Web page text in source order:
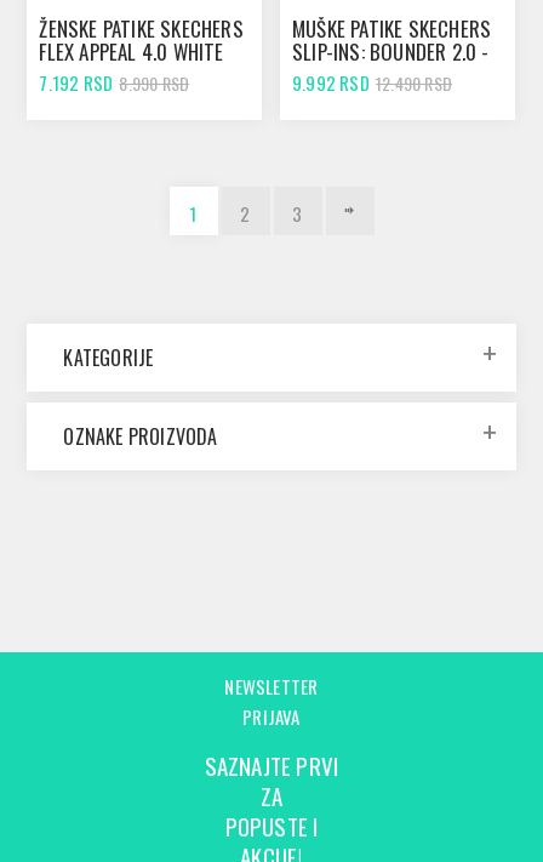
ŽENSKE PATIKE SKECHERS
FLEX APPEAL 4.0 WHITE
7.192 RSD 8.990 RSD
MUŠKE PATIKE SKECHERS
SLIP-INS: BOUNDER 2.0 -
EMERGED NAVY
9.992 RSD 12.490 RSD
1 2 3
KATEGORIJE
OZNAKE PROIZVODA
NEWSLETTER
PRIJAVA
SAZNAJTE PRVI
ZA
POPUSTE I